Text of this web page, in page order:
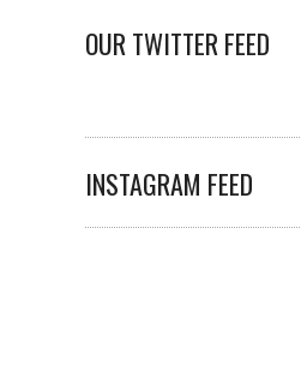
OUR TWITTER FEED
INSTAGRAM FEED